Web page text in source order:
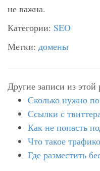
не важна.
Категории: SEO
Метки: домены
Другие записи из этой
Сколько нужно
Ссылки с
Как не попасть
Что такое
Где разместить